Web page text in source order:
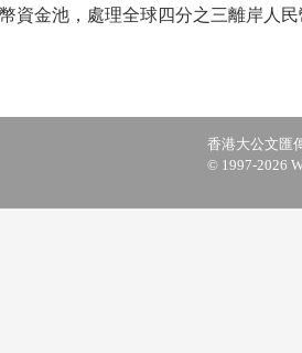
金池，處理全球四分之三離岸人民
香港大公文匯
© 1997-2026